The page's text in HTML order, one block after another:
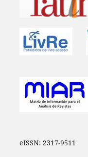
eISSN: 2317-9511